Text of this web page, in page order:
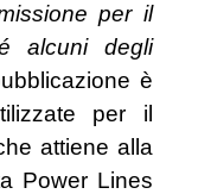
per il
alcuni degli
è
per il
attiene alla
Power Lines